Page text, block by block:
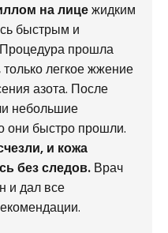
на лицежидким
быстрым и
прошла
легкое жжение
азота. После
небольшие
они быстро прошли.
и кожа
без следов. Врач
и дал все